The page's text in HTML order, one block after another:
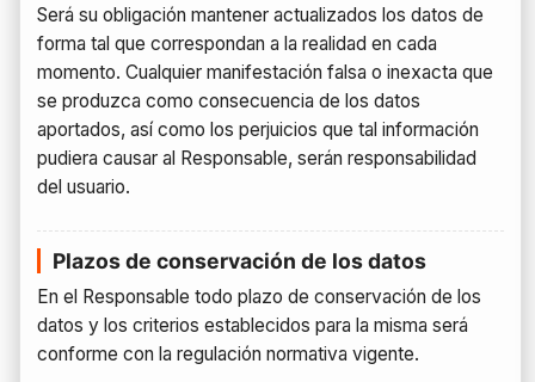
Será su obligación mantener actualizados los datos de
forma tal que correspondan a la realidad en cada
momento. Cualquier manifestación falsa o inexacta que
se produzca como consecuencia de los datos
aportados, así como los perjuicios que tal información
pudiera causar al Responsable, serán responsabilidad
del usuario.
Plazos de conservación de los datos
En el Responsable todo plazo de conservación de los
datos y los criterios establecidos para la misma será
conforme con la regulación normativa vigente.